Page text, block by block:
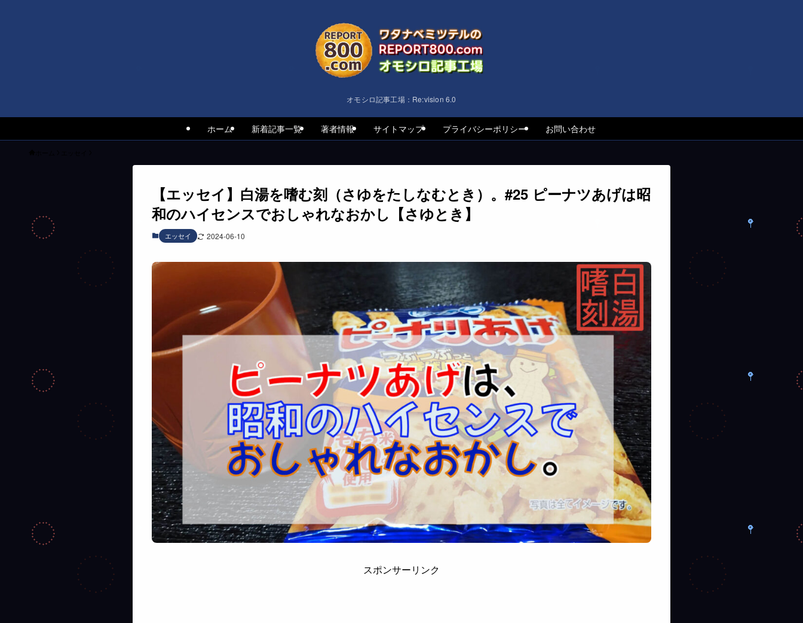
オモシロ記事工場：Re:vision 6.0
ホーム 新着記事一覧 著者情報 サイトマップ プライバシーポリシー お問い合わせ
【エッセイ】白湯を嗜む刻（さゆをたしなむとき）。#25 ピーナツあげは昭
和のハイセンスでおしゃれなおかし【さゆとき】
エッセイ 2024-06-10
スポンサーリンク